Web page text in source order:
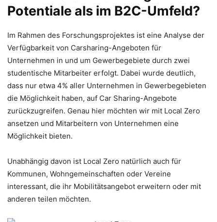
Potentiale als im B2C-Umfeld?
Im Rahmen des Forschungsprojektes ist eine Analyse der
Verfügbarkeit von Carsharing-Angeboten für
Unternehmen in und um Gewerbegebiete durch zwei
studentische Mitarbeiter erfolgt. Dabei wurde deutlich,
dass nur etwa 4% aller Unternehmen in Gewerbegebieten
die Möglichkeit haben, auf Car Sharing-Angebote
zurückzugreifen. Genau hier möchten wir mit Local Zero
ansetzen und Mitarbeitern von Unternehmen eine
Möglichkeit bieten.
Unabhängig davon ist Local Zero natürlich auch für
Kommunen, Wohngemeinschaften oder Vereine
interessant, die ihr Mobilitätsangebot erweitern oder mit
anderen teilen möchten.